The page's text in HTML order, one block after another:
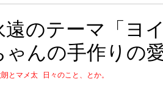
遠のテーマ「ヨ
ゃんの手作りの
朗とマメ太 日々のこと、とか。